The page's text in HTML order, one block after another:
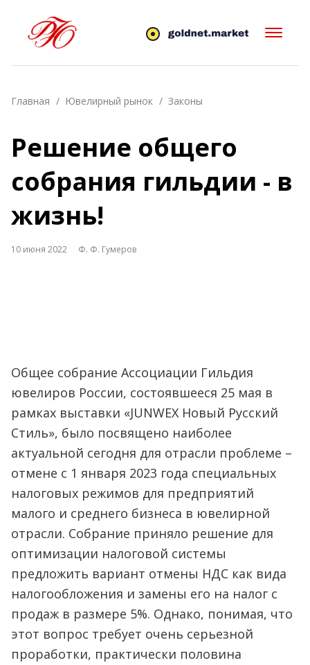
Главная Ювелирный рынок Законы
Решение общего
собрания гильдии - в
жизнь!
10 июня 2022 Ф. Ф. Гумеров
Общее собрание Ассоциации Гильдия
ювелиров России, состоявшееся 25 мая в
рамках выставки «JUNWEX Новый Русский
Стиль», было посвящено наиболее
актуальной сегодня для отрасли проблеме –
отмене с 1 января 2023 года специальных
налоговых режимов для предприятий
малого и среднего бизнеса в ювелирной
отрасли. Собрание приняло решение для
оптимизации налоговой системы
предложить вариант отмены НДС как вида
налогообложения и замены его на налог с
продаж в размере 5%. Однако, понимая, что
этот вопрос требует очень серьезной
проработки, практически половина